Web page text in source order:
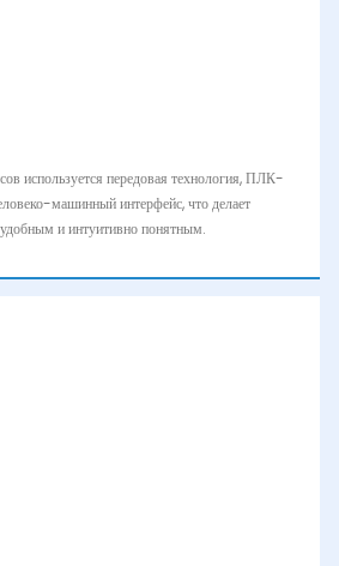
используется передовая технология, ПЛК-
машинный интерфейс, что делает
и интуитивно понятным.